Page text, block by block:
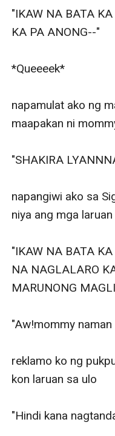
"IKAW NA BATA
KA PA ANONG--"
*Queeeek*
napamulat ako ng
maapakan ni
"SHAKIRA
napangiwi ako sa
niya ang mga
"IKAW NA BATA
NA NAGLALARO
MARUNONG
"Aw!mommy
reklamo ko ng
kon laruan sa ulo
"Hindi kana